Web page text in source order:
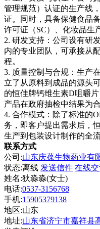
管理规范）认证的生产线
证。同时，具备保健食品
许可证（SC）、化妆品生
2. 研发支持：公司设有研
内的专业团队，可承接从
程。
3. 质量控制与合规：生产
立了从原料到成品的源头
的恒佳牌钙维生素D咀嚼
产品在政府抽检中结果为
4. 合作模式：除了标准的
务，即客户提出需求后，
生产到包装设计制作的全
联系方式
公司:山东庆葆生物药业有
状态:离线 发送信件 在线
姓名:狄淼淼(女士)
电话:0537-3156768
手机:15905379138
地区:山东
地址:山东省济宁市嘉祥县